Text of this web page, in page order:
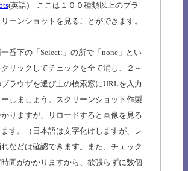
(英語) ここは１００種類以上のブラ
ーンショットを見ることができます。
番下の「Select:」の所で「none」とい
リックしてチェックを全て消し、２～
ブラウザを選び上の検索窓にURLを入力
しましょう。スクリーンショット作製
りますが、リロードすると画像を見る
す。（日本語は文字化けしますが、レ
などは確認できます。また、チェック
間がかかりますから、欲張らずに数個